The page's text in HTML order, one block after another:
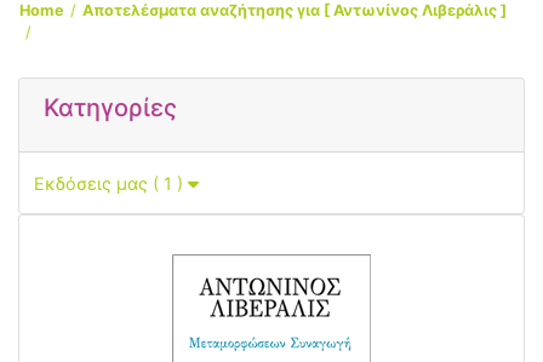
Home Αποτελέσματα αναζήτησης για [ Αντωνίνος Λιβεράλις ]
Κατηγορίες
Εκδόσεις μας ( 1 )